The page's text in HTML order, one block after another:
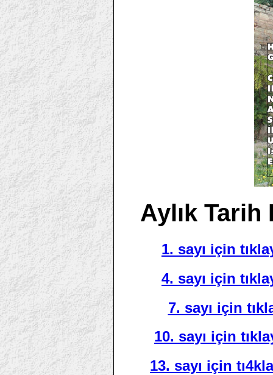
Aylık Tarih
1. sayı için
4. sayı için
7. sayı için
10. sayı için
13. sayı için